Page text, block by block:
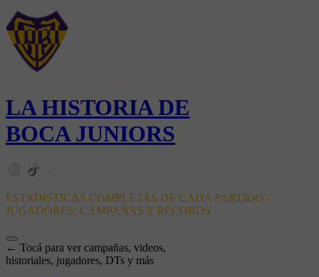
LA HISTORIA DE
BOCA JUNIORS
ESTADÍSTICAS COMPLETAS DE CADA PARTIDO -
JUGADORES, CAMPAÑAS Y RÉCORDS
← Tocá para ver campañas, videos,
historiales, jugadores, DTs y más